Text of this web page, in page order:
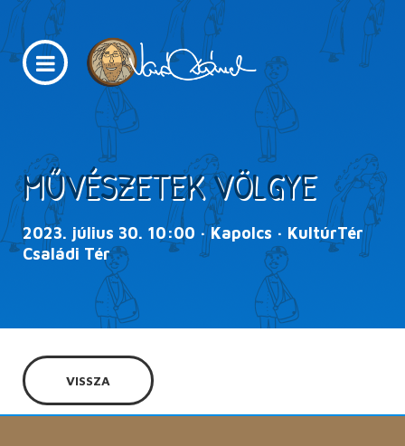
MŰVÉSZETEK VÖLGYE
2023. július 30. 10:00 · Kapolcs · KultúrTér
Családi Tér
VISSZA